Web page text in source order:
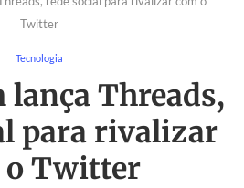
Twitter
Tecnologia
Threads,
para rivalizar
o Twitter